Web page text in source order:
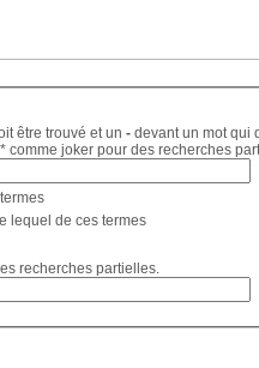
être trouvé et un -devant un mot qui
comme joker pour des recherches
lequel de ces termes
recherches partielles.